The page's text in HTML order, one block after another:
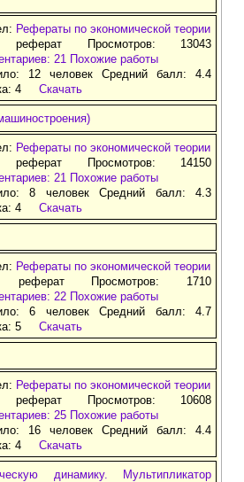
Рефераты по экономической теории
реферат Просмотров: 13043
21 Похожие работы
12 человек Средний балл: 4.4
4 Скачать
Рефераты по экономической теории
реферат Просмотров: 14150
21 Похожие работы
8 человек Средний балл: 4.3
4 Скачать
Рефераты по экономической теории
реферат Просмотров: 1710
22 Похожие работы
6 человек Средний балл: 4.7
5 Скачать
Рефераты по экономической теории
реферат Просмотров: 10608
25 Похожие работы
16 человек Средний балл: 4.4
4 Скачать
динамику. Мультипликатор